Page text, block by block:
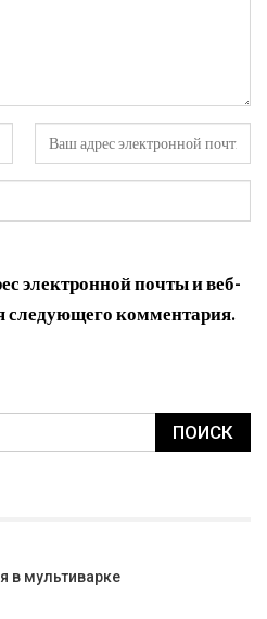
электронной почты и веб-
следующего комментария.
в мультиварке